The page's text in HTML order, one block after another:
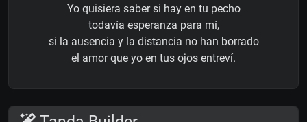
Yo quisiera saber si hay en tu pecho
todavía esperanza para mí,
si la ausencia y la distancia no han borrado
el amor que yo en tus ojos entreví.